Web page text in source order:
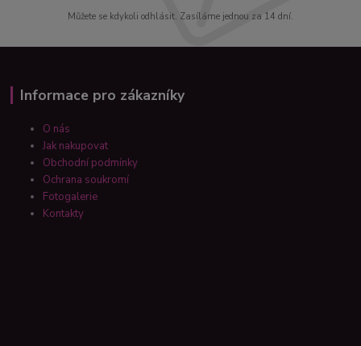
Můžete se kdykoli odhlásit. Zasíláme jednou za 14 dní.
Informace pro zákazníky
O nás
Jak nakupovat
Obchodní podmínky
Ochrana soukromí
Fotogalerie
Kontakty